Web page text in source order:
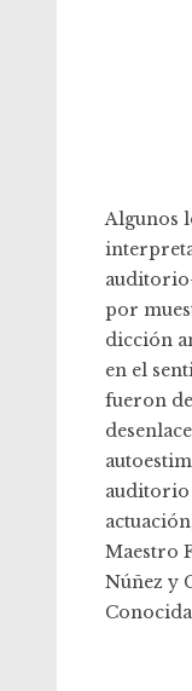
Algunos
por
dicción
en el
fueron
auditorio
Maestro
Núñez y